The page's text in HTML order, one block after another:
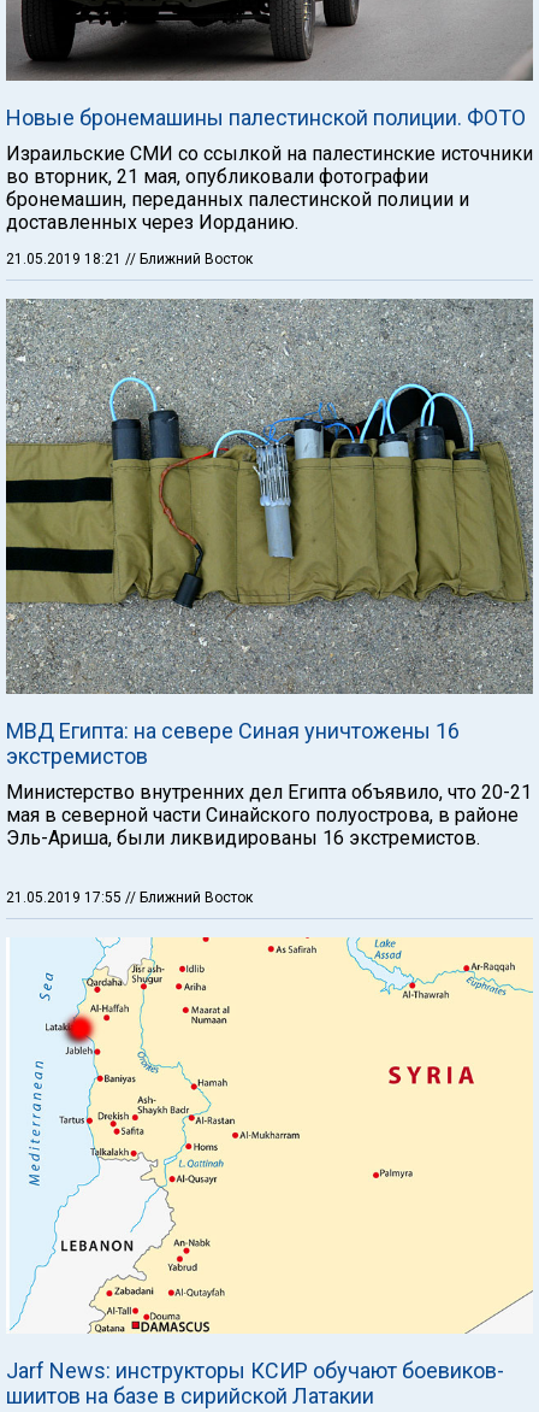
Новые бронемашины палестинской полиции. ФОТО
Израильские СМИ со ссылкой на палестинские источники
во вторник, 21 мая, опубликовали фотографии
бронемашин, переданных палестинской полиции и
доставленных через Иорданию.
21.05.2019 18:21 // Ближний Восток
МВД Египта: на севере Синая уничтожены 16
экстремистов
Министерство внутренних дел Египта объявило, что 20-21
мая в северной части Синайского полуострова, в районе
Эль-Ариша, были ликвидированы 16 экстремистов.
21.05.2019 17:55 // Ближний Восток
Jarf News: инструкторы КСИР обучают боевиков-
шиитов на базе в сирийской Латакии